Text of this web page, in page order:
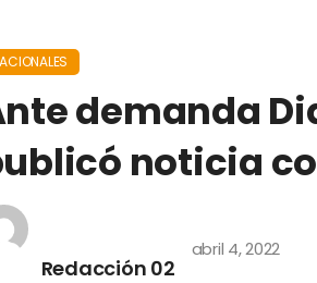
demanda
noticia
Redacción 02
abril 4, 2022